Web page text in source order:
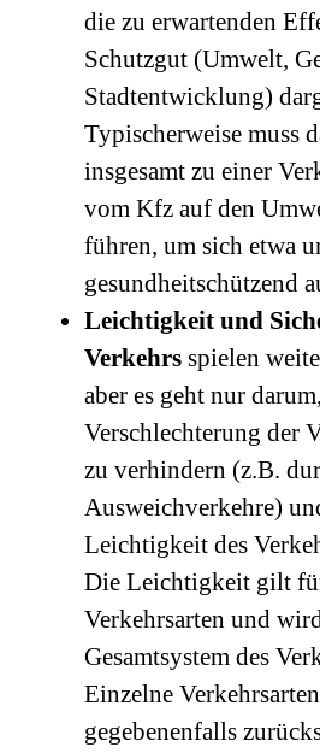
die zu erwartenden
Schutzgut (Umwelt,
Stadtentwicklung)
Typischerweise muss
insgesamt zu einer
vom Kfz auf den
führen, um sich etwa
gesundheitschützend
Leichtigkeit und
Verkehrs spielen
aber es geht nur
Verschlechterung der
zu verhindern (z.B.
Ausweichverkehre)
Leichtigkeit des
Die Leichtigkeit gilt
Verkehrsarten und
Gesamtsystem des
Einzelne
gegebenenfalls